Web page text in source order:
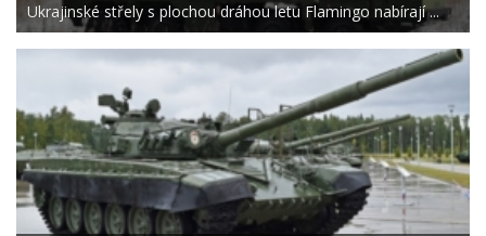
Ukrajinské střely s plochou dráhou letu Flamingo nabírají ...